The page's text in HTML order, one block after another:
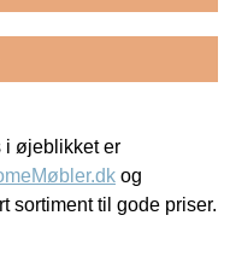
i øjeblikket er
og
sortiment til gode priser.